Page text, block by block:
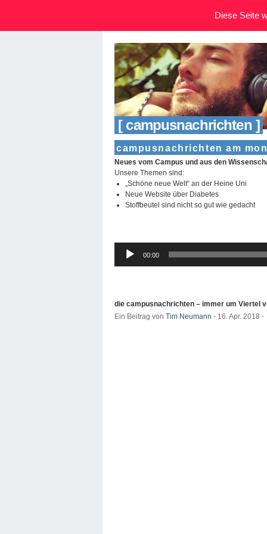
[ campusnachrichten ]
campusnachrichten am
Neues vom Campus und aus den
Unsere Themen sind:
„Schöne neue Welt“ an der Heine Uni
Neue Website über Diabetes
Stoffbeutel sind nicht so gut wie gedacht
Audio-
Player
00:00
die campusnachrichten – immer um Viertel
Ein Beitrag von Tim Neumann ⋅ 16. Apr. 2018 ⋅
Diese Seite